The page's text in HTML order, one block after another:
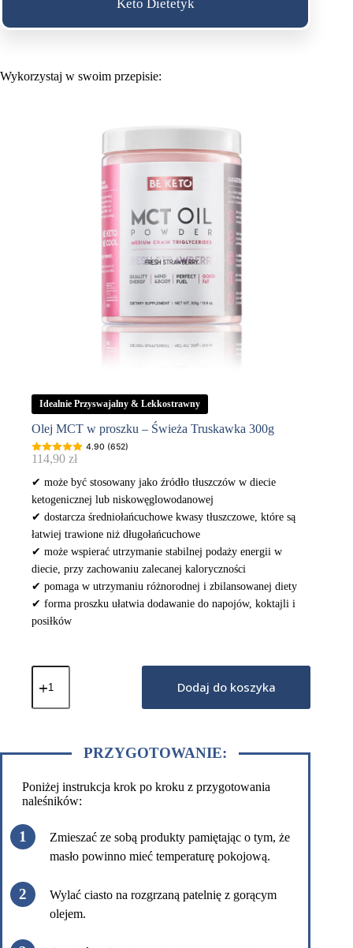
Keto Dietetyk
Wykorzystaj w swoim przepisie:
Idealnie Przyswajalny & Lekkostrawny
Olej MCT w proszku – Świeża Truskawka 300g
4.90 (652)
114,90 zł
✔ może być stosowany jako źródło tłuszczów w diecie
ketogenicznej lub niskowęglowodanowej
✔ dostarcza średniołańcuchowe kwasy tłuszczowe, które są
łatwiej trawione niż długołańcuchowe
✔ może wspierać utrzymanie stabilnej podaży energii w
diecie, przy zachowaniu zalecanej kaloryczności
✔ pomaga w utrzymaniu różnorodnej i zbilansowanej diety
✔ forma proszku ułatwia dodawanie do napojów, koktajli i
posiłków
ilość
Olej
w
Świeża
Dodaj do koszyka
PRZYGOTOWANIE:
Poniżej instrukcja krok po kroku z przygotowania
naleśników:
Zmieszać ze sobą produkty pamiętając o tym, że
masło powinno mieć temperaturę pokojową.
Wylać ciasto na rozgrzaną patelnię z gorącym
olejem.